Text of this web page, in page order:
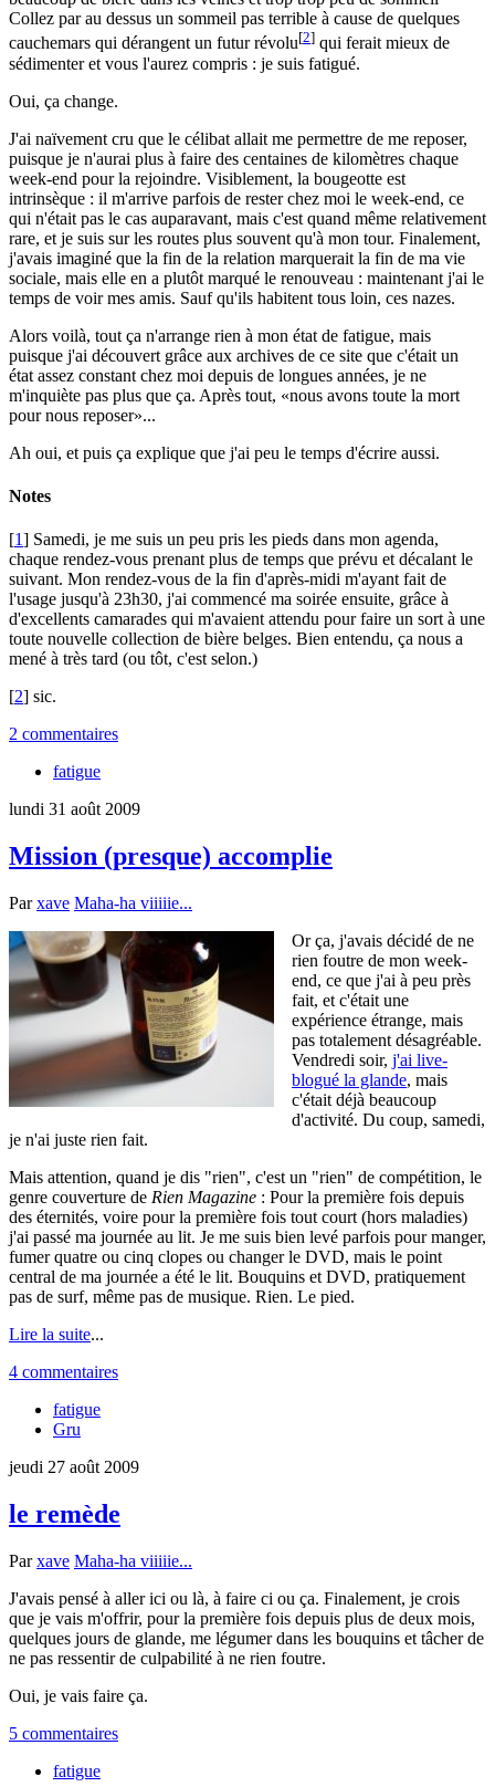
Collez par au dessus un sommeil pas terrible à cause de quelques
cauchemars qui dérangent un futur révolu[2] qui ferait mieux de
sédimenter et vous l'aurez compris : je suis fatigué.
Oui, ça change.
J'ai naïvement cru que le célibat allait me permettre de me reposer,
puisque je n'aurai plus à faire des centaines de kilomètres chaque
week-end pour la rejoindre. Visiblement, la bougeotte est
intrinsèque : il m'arrive parfois de rester chez moi le week-end, ce
qui n'était pas le cas auparavant, mais c'est quand même relativement
rare, et je suis sur les routes plus souvent qu'à mon tour. Finalement,
j'avais imaginé que la fin de la relation marquerait la fin de ma vie
sociale, mais elle en a plutôt marqué le renouveau : maintenant j'ai le
temps de voir mes amis. Sauf qu'ils habitent tous loin, ces nazes.
Alors voilà, tout ça n'arrange rien à mon état de fatigue, mais
puisque j'ai découvert grâce aux archives de ce site que c'était un
état assez constant chez moi depuis de longues années, je ne
m'inquiète pas plus que ça. Après tout,
nous avons toute la mort
pour nous reposer ...
Ah oui, et puis ça explique que j'ai peu le temps d'écrire aussi.
Notes
[1] Samedi, je me suis un peu pris les pieds dans mon agenda,
chaque rendez-vous prenant plus de temps que prévu et décalant le
suivant. Mon rendez-vous de la fin d'après-midi m'ayant fait de
l'usage jusqu'à 23h30, j'ai commencé ma soirée ensuite, grâce à
d'excellents camarades qui m'avaient attendu pour faire un sort à une
toute nouvelle collection de bière belges. Bien entendu, ça nous a
mené à très tard (ou tôt, c'est selon.)
[2] sic.
2 commentaires
fatigue
lundi 31 août 2009
Mission (presque) accomplie
Parxave Maha-ha viiiiie...
Or ça, j'avais décidé de ne
rien foutre de mon week-
end, ce que j'ai à peu près
fait, et c'était une
expérience étrange, mais
pas totalement désagréable.
Vendredi soir, j'ai live-
blogué la glande, mais
c'était déjà beaucoup
d'activité. Du coup, samedi,
je n'ai juste rien fait.
Mais attention, quand je dis "rien", c'est un "rien" de compétition, le
genre couverture de Rien Magazine : Pour la première fois depuis
des éternités, voire pour la première fois tout court (hors maladies)
j'ai passé ma journée au lit. Je me suis bien levé parfois pour manger,
fumer quatre ou cinq clopes ou changer le DVD, mais le point
central de ma journée a été le lit. Bouquins et DVD, pratiquement
pas de surf, même pas de musique. Rien. Le pied.
Lire la suite...
4 commentaires
fatigue
Gru
jeudi 27 août 2009
le remède
Parxave Maha-ha viiiiie...
J'avais pensé à aller ici ou là, à faire ci ou ça. Finalement, je crois
que je vais m'offrir, pour la première fois depuis plus de deux mois,
quelques jours de glande, me légumer dans les bouquins et tâcher de
ne pas ressentir de culpabilité à ne rien foutre.
Oui, je vais faire ça.
5 commentaires
fatigue